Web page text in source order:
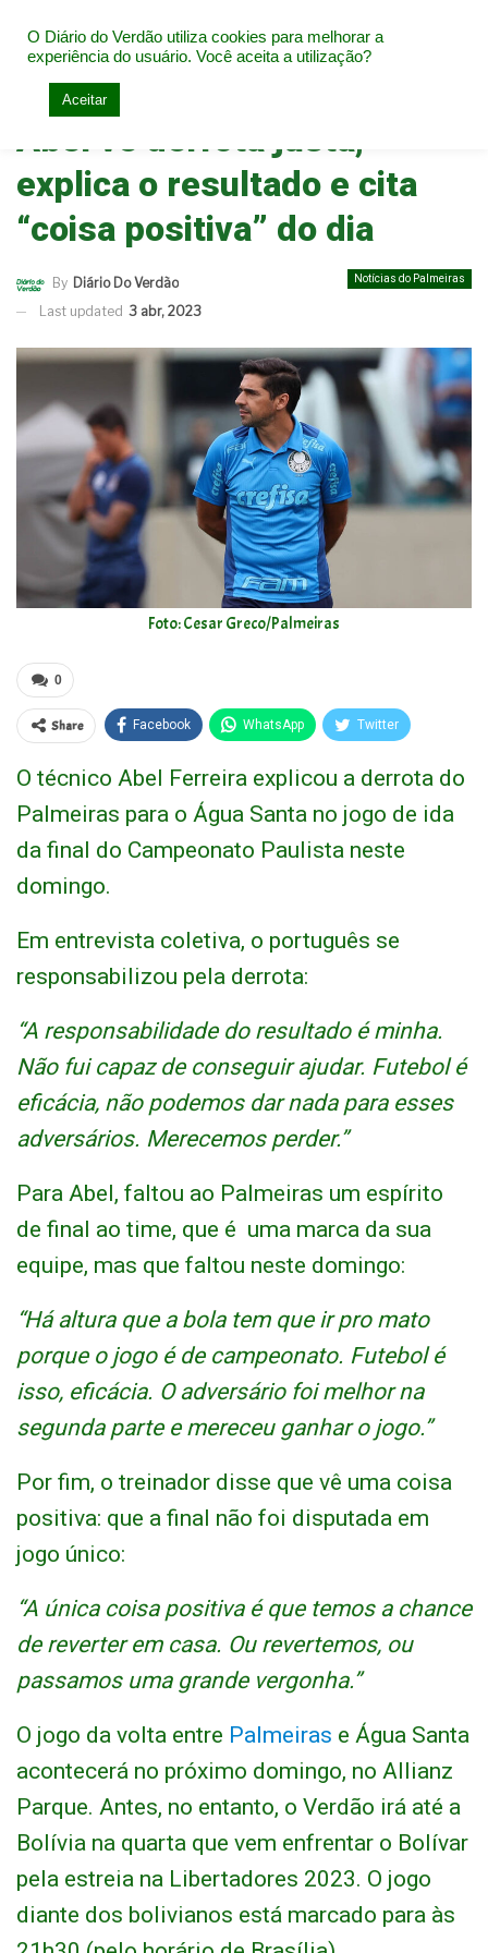
Home Notícias do Palmeiras
Abel vê derrota justa,
explica o resultado e cita
“coisa positiva” do dia
Notícias do Palmeiras
By Diário Do Verdão
Last updated 3 abr, 2023
Foto: Cesar Greco/Palmeiras
0
Share Facebook WhatsApp Twitter
O técnico Abel Ferreira explicou a derrota do
Palmeiras para o Água Santa no jogo de ida
da final do Campeonato Paulista neste
domingo.
Em entrevista coletiva, o português se
responsabilizou pela derrota:
“A responsabilidade do resultado é minha.
Não fui capaz de conseguir ajudar. Futebol é
eficácia, não podemos dar nada para esses
adversários. Merecemos perder.”
Para Abel, faltou ao Palmeiras um espírito
de final ao time, que é uma marca da sua
equipe, mas que faltou neste domingo:
“Há altura que a bola tem que ir pro mato
porque o jogo é de campeonato. Futebol é
isso, eficácia. O adversário foi melhor na
segunda parte e mereceu ganhar o jogo.”
Por fim, o treinador disse que vê uma coisa
positiva: que a final não foi disputada em
jogo único:
“A única coisa positiva é que temos a chance
de reverter em casa. Ou revertemos, ou
passamos uma grande vergonha.”
O jogo da volta entre Palmeiras e Água Santa
acontecerá no próximo domingo, no Allianz
Parque. Antes, no entanto, o Verdão irá até a
Bolívia na quarta que vem enfrentar o Bolívar
pela estreia na Libertadores 2023. O jogo
diante dos bolivianos está marcado para às
O Diário do Verdão utiliza cookies para melhorar a
experiência do usuário. Você aceita a utilização?
Aceitar